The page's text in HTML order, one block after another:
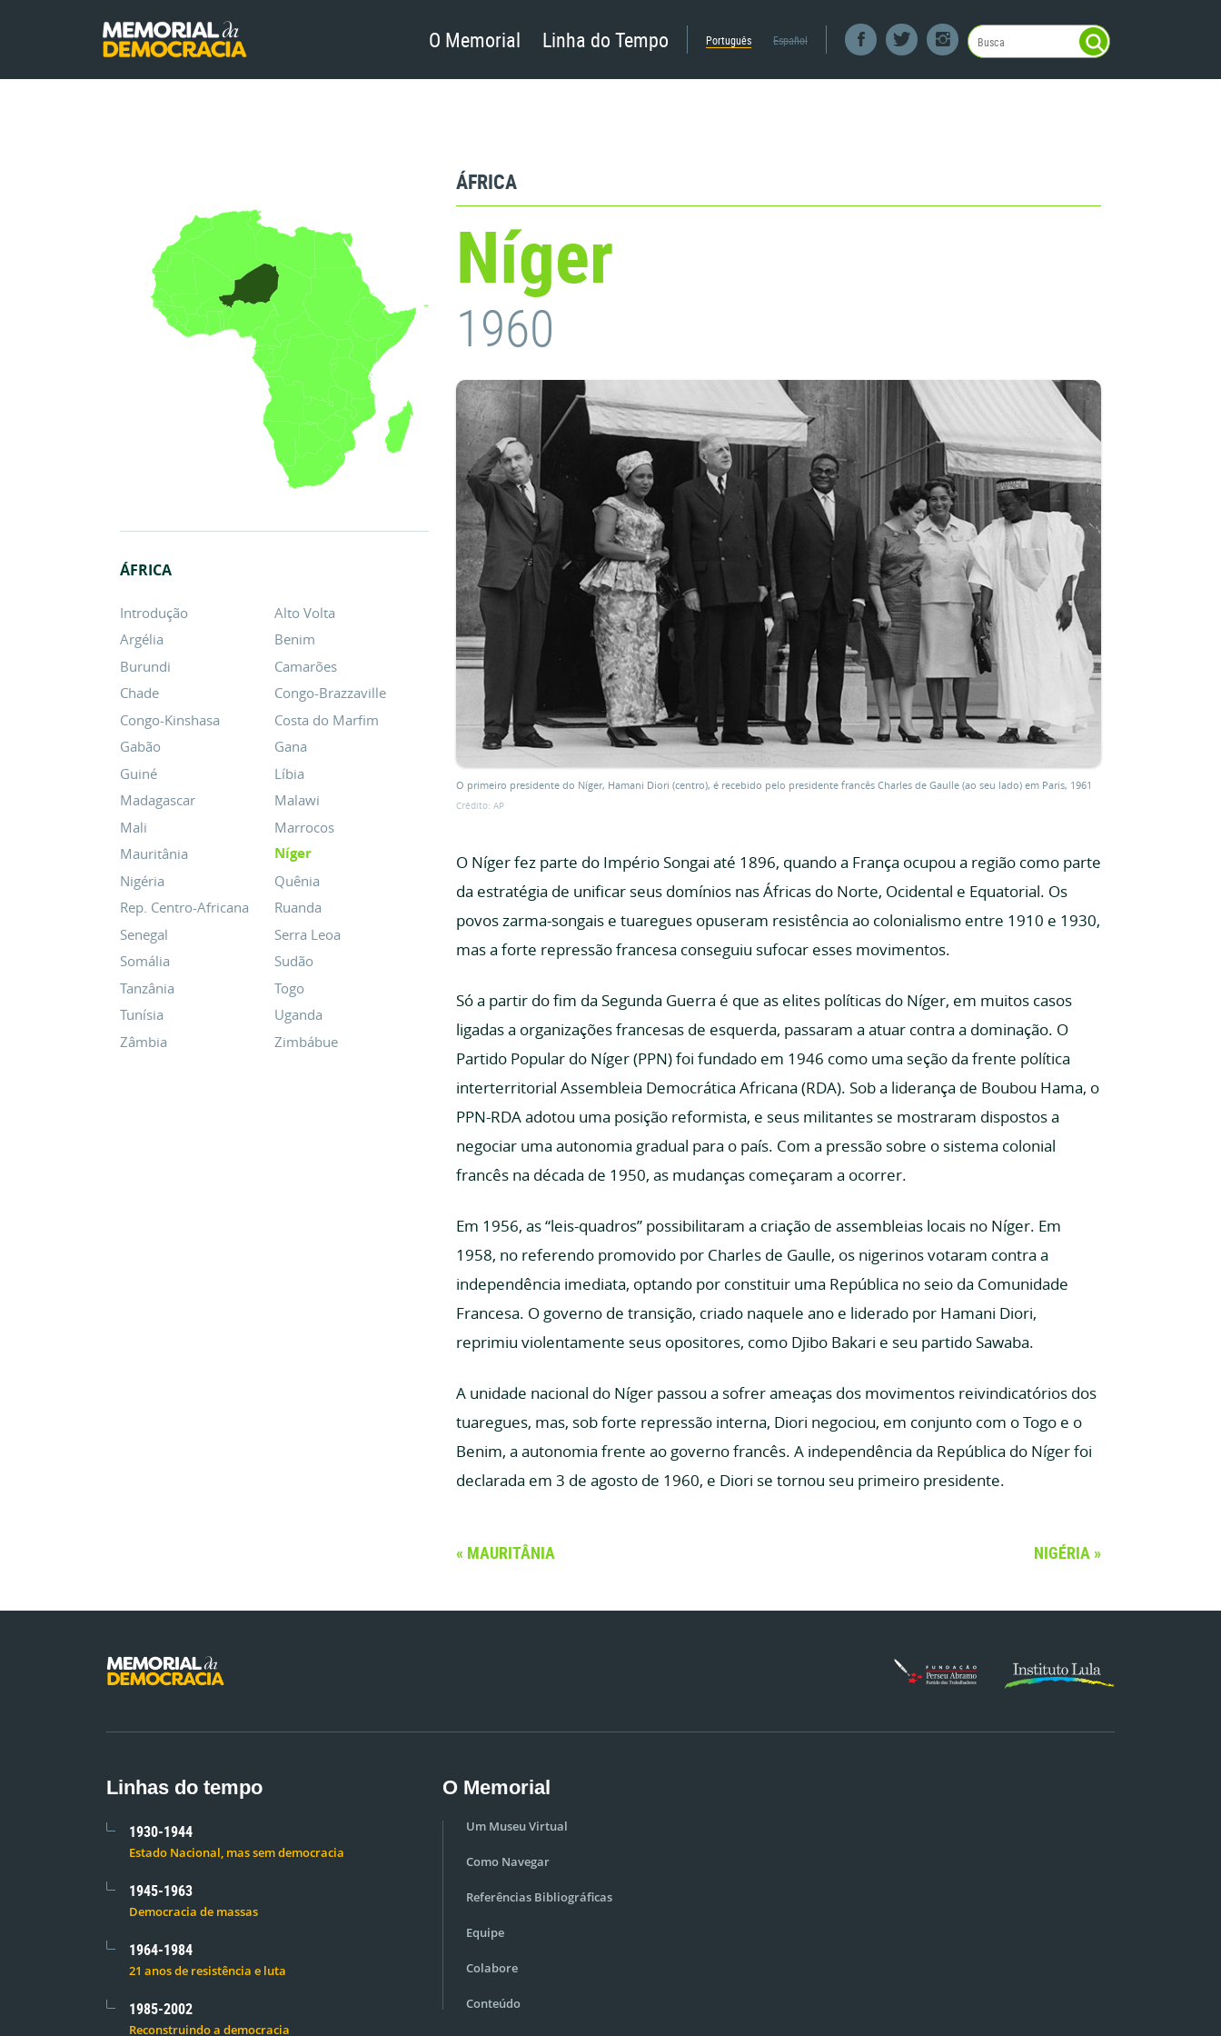
O Memorial Linha do Tempo Português Español
ÁFRICA
Introdução
Alto Volta
Argélia
Benim
Burundi
Camarões
Chade
Congo-Brazzaville
Congo-Kinshasa
Costa do Marfim
Gabão
Gana
Guiné
Líbia
Madagascar
Malawi
Mali
Marrocos
Mauritânia
Níger
Nigéria
Quênia
Rep. Centro-Africana
Ruanda
Senegal
Serra Leoa
Somália
Sudão
Tanzânia
Togo
Tunísia
Uganda
Zâmbia
Zimbábue
ÁFRICA
Níger
1960
O primeiro presidente do Níger, Hamani Diori (centro), é recebido pelo presidente francês Charles de Gaulle (ao seu lado) em Paris, 1961
Crédito: AP
O Níger fez parte do Império Songai até 1896, quando a França ocupou a região como parte
da estratégia de unificar seus domínios nas Áfricas do Norte, Ocidental e Equatorial. Os
povos zarma-songais e tuaregues opuseram resistência ao colonialismo entre 1910 e 1930,
mas a forte repressão francesa conseguiu sufocar esses movimentos.
Só a partir do fim da Segunda Guerra é que as elites políticas do Níger, em muitos casos
ligadas a organizações francesas de esquerda, passaram a atuar contra a dominação. O
Partido Popular do Níger (PPN) foi fundado em 1946 como uma seção da frente política
interterritorial Assembleia Democrática Africana (RDA). Sob a liderança de Boubou Hama, o
PPN-RDA adotou uma posição reformista, e seus militantes se mostraram dispostos a
negociar uma autonomia gradual para o país. Com a pressão sobre o sistema colonial
francês na década de 1950, as mudanças começaram a ocorrer.
Em 1956, as “leis-quadros” possibilitaram a criação de assembleias locais no Níger. Em
1958, no referendo promovido por Charles de Gaulle, os nigerinos votaram contra a
independência imediata, optando por constituir uma República no seio da Comunidade
Francesa. O governo de transição, criado naquele ano e liderado por Hamani Diori,
reprimiu violentamente seus opositores, como Djibo Bakari e seu partido Sawaba.
A unidade nacional do Níger passou a sofrer ameaças dos movimentos reivindicatórios dos
tuaregues, mas, sob forte repressão interna, Diori negociou, em conjunto com o Togo e o
Benim, a autonomia frente ao governo francês. A independência da República do Níger foi
declarada em 3 de agosto de 1960, e Diori se tornou seu primeiro presidente.
MAURITÂNIA NIGÉRIA
Linhas do tempo
1930-1944
Estado Nacional, mas sem democracia
1945-1963
Democracia de massas
1964-1984
21 anos de resistência e luta
1985-2002
Reconstruindo a democracia
O Memorial
Um Museu Virtual
Como Navegar
Referências Bibliográficas
Equipe
Colabore
Conteúdo